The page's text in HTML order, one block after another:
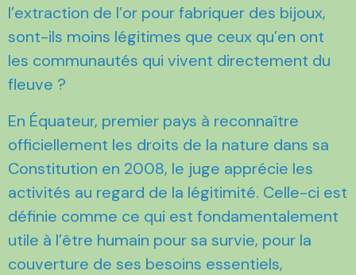
l’extraction de l’or pour fabriquer des bijoux,
sont-ils moins légitimes que ceux qu’en ont
les communautés qui vivent directement du
fleuve ?
En Équateur, premier pays à reconnaître
officiellement les droits de la nature dans sa
Constitution en 2008, le juge apprécie les
activités au regard de la légitimité. Celle-ci est
définie comme ce qui est fondamentalement
utile à l’être humain pour sa survie, pour la
couverture de ses besoins essentiels,